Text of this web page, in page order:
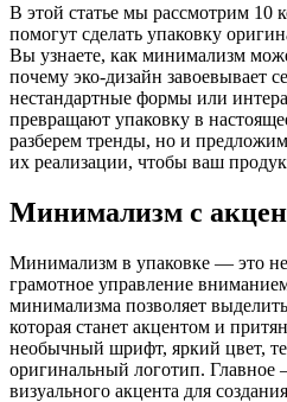
В этой статье мы рассмотрим 10
помогут сделать упаковку
Вы узнаете, как минимализм
почему эко-дизайн завоевывает
нестандартные формы или
превращают упаковку в
разберем тренды, но и
их реализации, чтобы ваш
Минимализм с
Минимализм в упаковке — это не
грамотное управление
минимализма позволяет
которая станет акцентом и
необычный шрифт, яркий цвет,
оригинальный логотип. Главное
визуального акцента для